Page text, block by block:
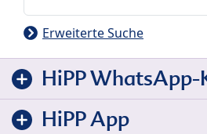
Erweiterte Suche
HiPP WhatsApp-
HiPP App